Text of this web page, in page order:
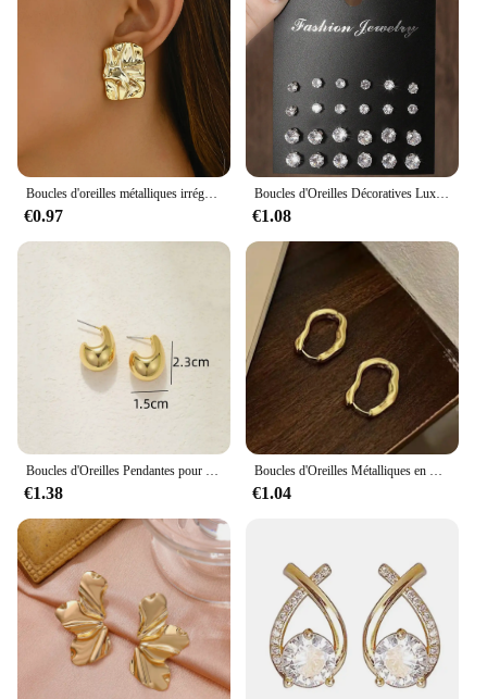
Boucles d'oreilles métalliques irrégulières géométriques pliables pour femmes, style minimaliste, bijoux de personnalité, cadeau de bijoux de carillon, document, 2024
€0.97
Boucles d'Oreilles Décoratives Luxueuses, Simples, Brillantes et Soucieuses, Convenant aux Cadeaux, aux Fêtes et aux Couples, 12 Paires
€1.08
Boucles d'Oreilles Pendantes pour Femme, Vintage, Chunky avant, Document localité, Acier Inoxydable, Optique, Boucle d'Oreille en Forme de Larme, Déclaration, Bijoux de Mariage, Cadeau
€1.38
Boucles d'Oreilles Métalliques en Or pour Femmes, Style Cool Simple, Forme Géométrique Irrégulière, Bijoux de ixPersonnalisés
€1.04